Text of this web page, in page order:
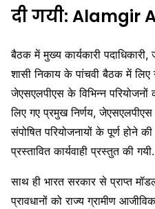
दी गयी: Alamgir
बैठक में मुख्य कार्यकारी पदाधिकारी,
शासी निकाय के पांचवी बैठक में लिए
जेएसएलपीएस के विभिन्न परियोजनों
लिए गए प्रमुख निर्णय,
संपोषित परियोजनायों के पूर्ण होने
प्रस्तावित कार्यवाही प्रस्तुत की गयी.
साथ ही भारत सरकार से प्राप्त
प्रावधानों को राज्य ग्रामीण